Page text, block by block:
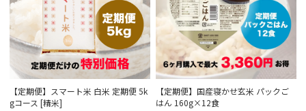
【定期便】スマート米 白米 定期便 5k
gコース [精米]
【定期便】国産寝かせ玄米 パックご
はん 160g×12食